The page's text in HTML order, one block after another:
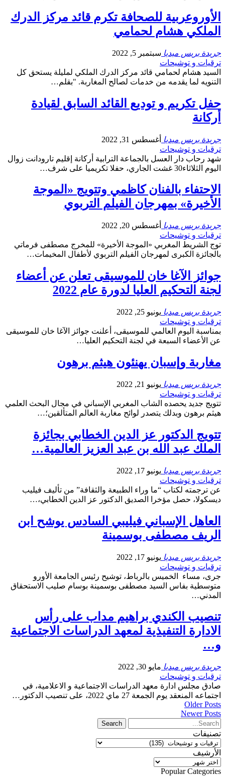
الأوروعربية للصحافة تكرم قائد مركز الدرك
الملكي هشام لحمامي
جريدة بريس ميديا سبتمبر 5, 2022
ترقيات و توشيحات
السيد هشام لحمامي قائد مركز الدرك الملكي لمليلة يستحق كل
التنويه لما يقدمه من خدمات لصالح المغاربة. "بقلم…
حفل تكريم و توديع القائد السابق لقيادة
أركانة
جريدة بريس ميديا أغسطس 31, 2022
ترقيات و توشيحات
شهد رحاب دار العسل بالجماعة الترابية أركانة إقليم تارودانت زوال
اليوم الثلاثاء30 غشت الجاري، حفلا تكريميا على شرف…
الاحتفاء بالفنان كاظمي وتتويج «الموجة
الأخيرة» بمهرجان الفيلم التربوي
جريدة بريس ميديا أغسطس 20, 2022
ترقيات و توشيحات
توج الشريط المغربي «الموجة الأخيرة» للمخرج مصطفى فرماتي
بالجائزة الكبرى لمهرجان الفيلم التربوي لأطفال المخيمات…
جوائز الآغا خان للموسيقى تعلن عن أعضاء
لجنة التحكيم العليا لدورة عام 2022
جريدة بريس ميديا يونيو 25, 2022
ترقيات و توشيحات
بمناسبة اليوم العالمي للموسيقى، أعلنت جوائز الآغا خان للموسيقى
عن الأعضاء السبعة في لجنة التحكيم العليا…
مغاربة وإسبان يهنئون هيثم برهون
جريدة بريس ميديا يونيو 21, 2022
ترقيات و توشيحات
تتويج جديد يحصده الشاب المغربي الإسباني في مجال البحث العلمي
هيثم برهون وبدلك يتصدر لوائح مغاربة العالم المتألقين؛…
تتويج الدكتور عز الدين الخطابي بجائزة
الملك عبد الله بن عبد العزيز العالمية…
جريدة بريس ميديا يونيو 17, 2022
ترقيات و توشيحات
عن ترجمته لكتاب “ما وراء الطبيعة والثقافة” من تأليف فيليب
ديسكولا، حصل مؤخرا الصديق الدكتور عز الدين الخطابي،…
العاهل الإسباني فيليبي السادس يوشح ابن
الريف مصطفى بوسمينة
جريدة بريس ميديا يونيو 17, 2022
ترقيات و توشيحات
جرى، مساء الخميس بالرباط، توشيح رئيس الجامعة الأورو
متوسطية بفاس السيد مصطفى بوسمينة بوسام صليب الاستحقاق
المدني…
تنصيب الكندي براهيم مداب على رأس
الادارة التنفيذية لمعهد الدراسات الاجتماعية
و…
جريدة بريس ميديا مايو 30, 2022
ترقيات و توشيحات
صادق مجلس ادارة معهد الدراسات الاجتماعية و الاعلامية، في
اجتماعه المنعقد يوم الجمعة 27 ماي 2022، على تنصيب الدكتور…
Older Posts
Newer Posts
تصنيفات
تصنيفات
الأرشيف
الأرشيف
Popular Categories